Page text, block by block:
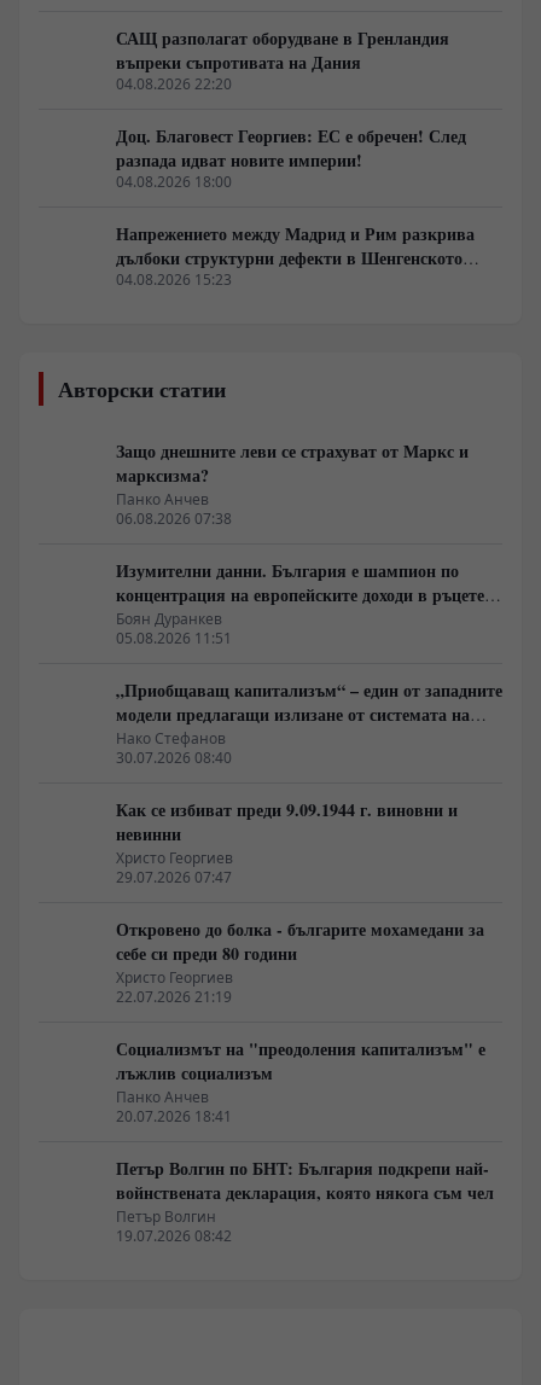
САЩ разполагат оборудване в Гренландия
въпреки съпротивата на Дания
04.08.2026 22:20
Доц. Благовест Георгиев: ЕС е обречен! След
разпада идват новите империи!
04.08.2026 18:00
Напрежението между Мадрид и Рим разкрива
дълбоки структурни дефекти в Шенгенското
споразумение
04.08.2026 15:23
Авторски статии
Защо днешните леви се страхуват от Маркс и
марксизма?
Панко Анчев
06.08.2026 07:38
Изумителни данни. България е шампион по
концентрация на европейските доходи в ръцете
на най-богатия 1%, надминава и САЩ
Боян Дуранкев
05.08.2026 11:51
„Приобщаващ капитализъм“ – един от западните
модели предлагащи излизане от системата на
неолиберализма
Нако Стефанов
30.07.2026 08:40
Как се избиват преди 9.09.1944 г. виновни и
невинни
Христо Георгиев
29.07.2026 07:47
Откровено до болка - българите мохамедани за
себе си преди 80 години
Христо Георгиев
22.07.2026 21:19
Социализмът на "преодоления капитализъм" е
лъжлив социализъм
Панко Анчев
20.07.2026 18:41
Петър Волгин по БНТ: България подкрепи най-
войнствената декларация, която някога съм чел
Петър Волгин
19.07.2026 08:42